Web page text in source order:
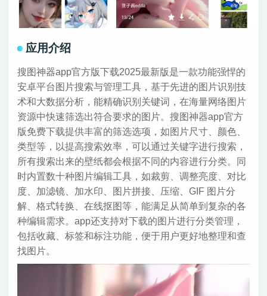
应用介绍
搜图神器app官方版下载2025最新版是一款功能强悍的
安卓平台图片搜索与管理工具，基于先进的图片识别技
术和大数据分析，能精确识别关键词，在海量网络图片
资源中快速筛选出符合要求的图片。搜图神器app官方
版免费下载提供丰富的筛选选项，如图片尺寸、颜色、
类型等，以提高搜索效率，可以通过关键字进行搜索，
所有搜索出来的壁纸都会根据不同的内容进行分类。同
时内置数十种图片编辑工具，如裁剪、调整亮度、对比
度、加滤镜、加水印、图片拼接、压缩、GIF 图片分
解、格式转换、在线抠图等，能满足从简单到复杂的各
种编辑需求。app还支持对下载的图片进行分类管理，
包括收藏、标签和标注功能，便于用户更好地整理和查
找图片。